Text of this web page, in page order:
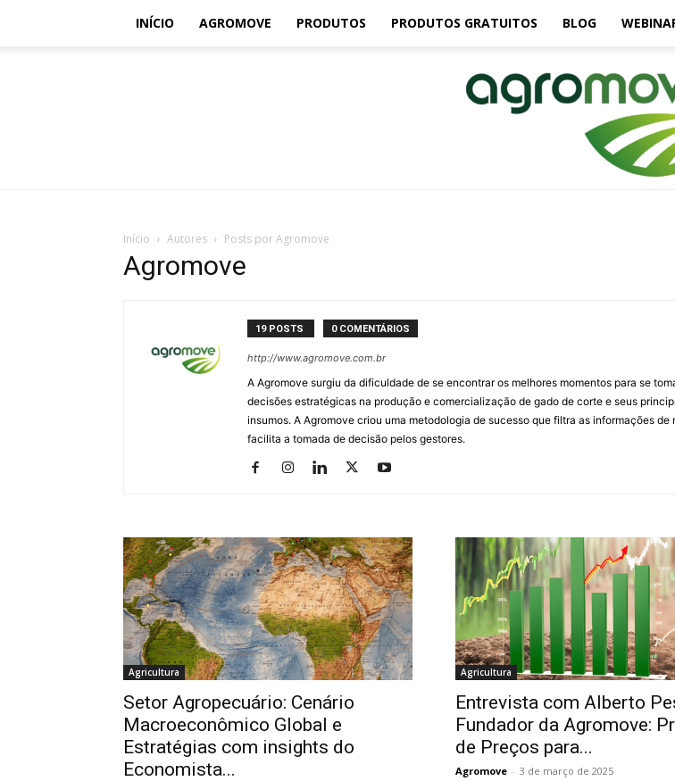
INÍCIO AGROMOVE PRODUTOS PRODUTOS GRATUITOS BLOG
Início Autores Posts por Agromove
Agromove
19 POSTS 0 COMENTÁRIOS
http://www.agromove.com.br
A Agromove surgiu da dificuldade de se encontrar os melhores momentos para se
decisões estratégicas na produção e comercialização de gado de corte e seus
insumos. A Agromove criou uma metodologia de sucesso que filtra as informações de
facilita a tomada de decisão pelos gestores.
Agricultura
Setor Agropecuário: Cenário
Macroeconômico Global e
Estratégias com insights do
Economista...
Agricultura
Entrevista com Alberto
Fundador da Agromove:
de Preços para...
Agromove - 3 de março de 2025